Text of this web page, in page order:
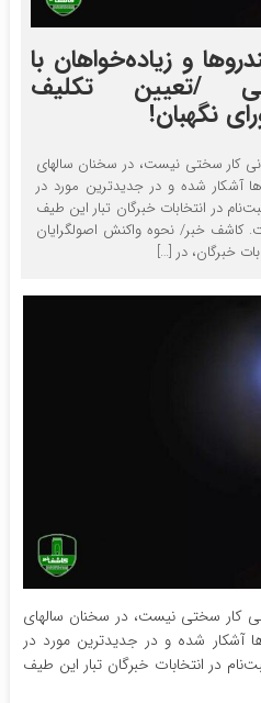
و زیاده‌خواهان با
/تعیین تکلیف
نگهبان!
کار سختی نیست، در سخنان سالهای
آشکار شده و در جدیدترین مورد در
در انتخابات خبرگان تبار این طیف
کاشف خبر/ نحوه واکنش اصولگرایان
خبرگان، در […]
کار سختی نیست، در سخنان سالهای
آشکار شده و در جدیدترین مورد در
در انتخابات خبرگان تبار این طیف